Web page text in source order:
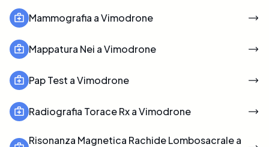
Mammografia a Vimodrone
Mappatura Nei a Vimodrone
Pap Test a Vimodrone
Radiografia Torace Rx a Vimodrone
Risonanza Magnetica Rachide Lombosacrale a